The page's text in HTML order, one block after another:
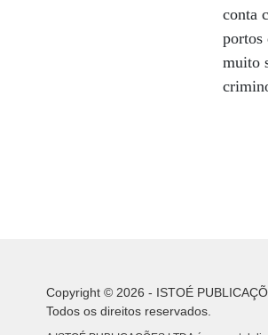
conta
portos
muito
Copyright © 2026 - ISTOÉ
Todos os direitos reservados.